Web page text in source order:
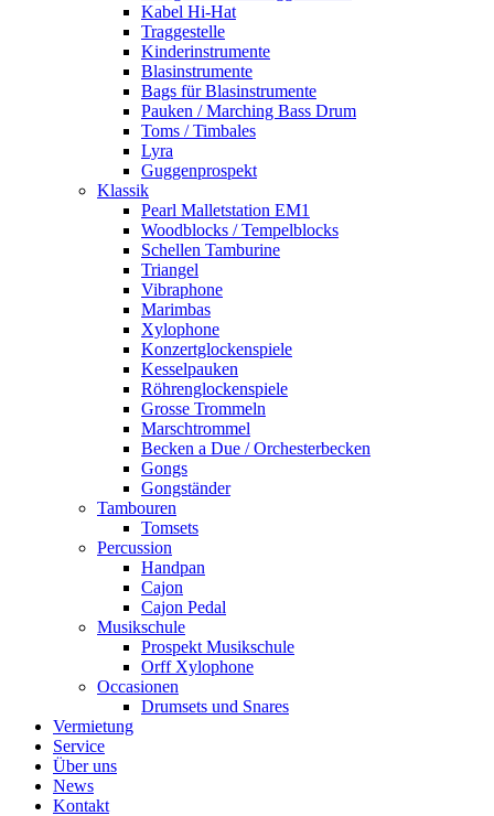
Kabel Hi-Hat
Traggestelle
Kinderinstrumente
Blasinstrumente
Bags für Blasinstrumente
Pauken / Marching Bass Drum
Toms / Timbales
Lyra
Guggenprospekt
Klassik
Pearl Malletstation EM1
Woodblocks / Tempelblocks
Schellen Tamburine
Triangel
Vibraphone
Marimbas
Xylophone
Konzertglockenspiele
Kesselpauken
Röhren­glocken­spiele
Grosse Trommeln
Marschtrommel
Becken a Due / Orchester­becken
Gongs
Gongständer
Tambouren
Tomsets
Percussion
Handpan
Cajon
Cajon Pedal
Musikschule
Prospekt Musikschule
Orff Xylophone
Occasionen
Drumsets und Snares
Vermietung
Service
Über uns
News
Kontakt